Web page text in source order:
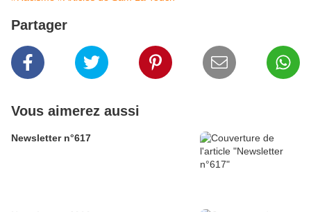
Partager
Vous aimerez aussi
Newsletter n°617